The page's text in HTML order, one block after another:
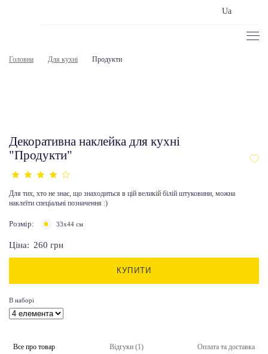
Ua
Головна Для кухні Продукти
Декоративна наклейка для кухні
"Продукти"
Для тих, хто не знає, що знаходиться в цій великій білій штуковини, можна
наклеїти спеціальні позначення :)
Розмір: 33х44 см
Ціна: 260 грн
КУПИТИ
В наборі
Все про товар Відгуки (1) Оплата та доставка